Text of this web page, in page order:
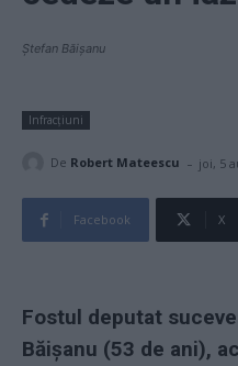
Ștefan Băișanu
Infracțiuni
De Robert Mateescu - joi, 5
Facebook X
Fostul deputat
Băișanu (53 de ani),